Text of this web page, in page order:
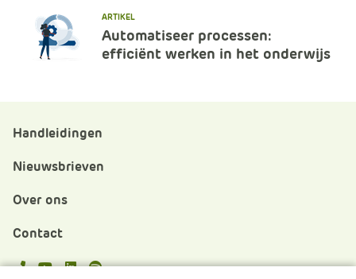
ARTIKEL
Automatiseer processen:
efficiënt werken in het onderwijs
Handleidingen
Nieuwsbrieven
Over ons
Contact